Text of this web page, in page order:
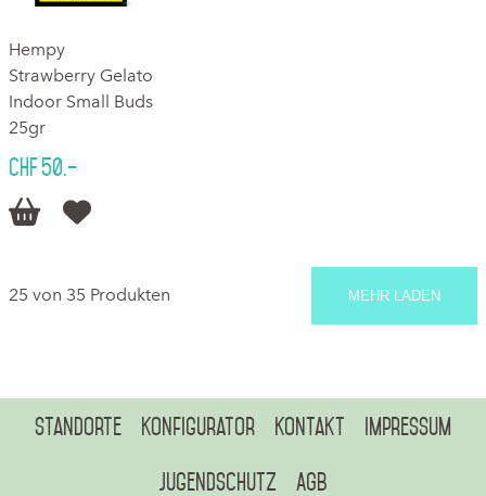
Hempy
Strawberry Gelato
Indoor Small Buds
25gr
CHF 50.–
 
25 von 35 Produkten MEHR LADEN
Standorte Konfigurator Kontakt Impressum
Jugendschutz AGB